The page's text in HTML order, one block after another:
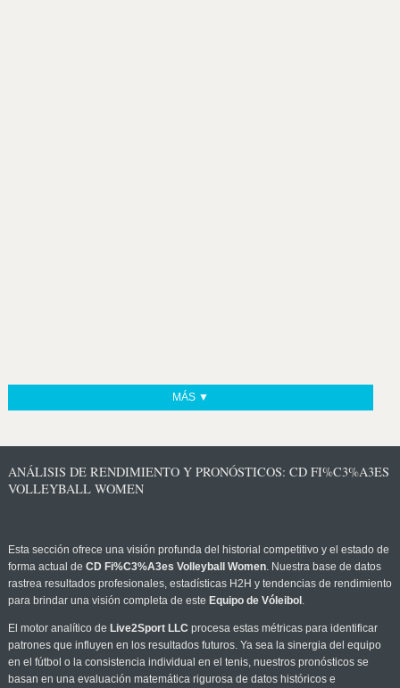
MÁS ▼
ANÁLISIS DE RENDIMIENTO Y PRONÓSTICOS: CD FI%C3%A3ES
VOLLEYBALL WOMEN
Esta sección ofrece una visión profunda del historial competitivo y el estado de
forma actual de CD Fi%C3%A3es Volleyball Women. Nuestra base de datos
rastrea resultados profesionales, estadísticas H2H y tendencias de rendimiento
para brindar una visión completa de este Equipo de Vóleibol .
El motor analítico de Live2Sport LLC procesa estas métricas para identificar
patrones que influyen en los resultados futuros. Ya sea la sinergia del equipo
en el fútbol o la consistencia individual en el tenis, nuestros pronósticos se
basan en una evaluación matemática rigurosa de datos históricos e